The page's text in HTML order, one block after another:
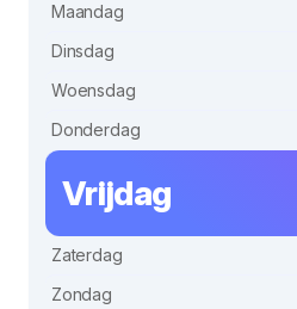
Maandag
Dinsdag
Woensdag
Donderdag
Vrijdag
Zaterdag
Zondag